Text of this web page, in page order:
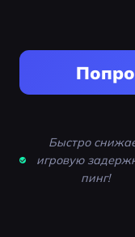
Быстро
игровую
пинг!